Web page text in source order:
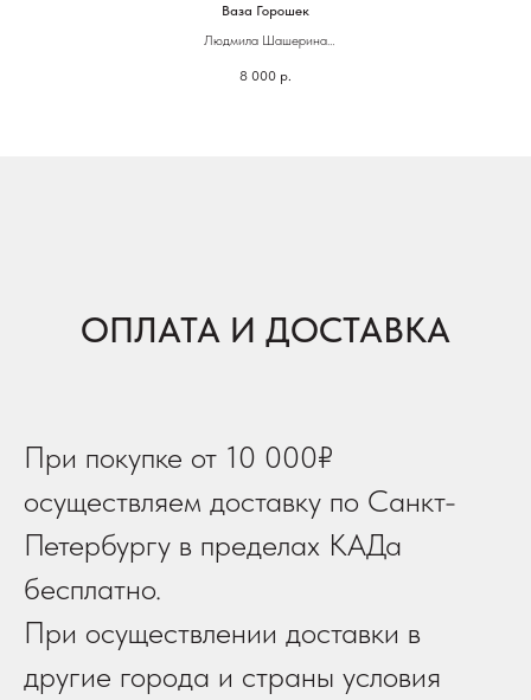
Ваза Горошек
Людмила Шашерина
14 х 27
8 000 р.
ОПЛАТА И ДОСТАВКА
При покупке от 10 000₽
осуществляем доставку по Санкт-
Петербургу в пределах КАДа
бесплатно.
При осуществлении доставки в
другие города и страны условия